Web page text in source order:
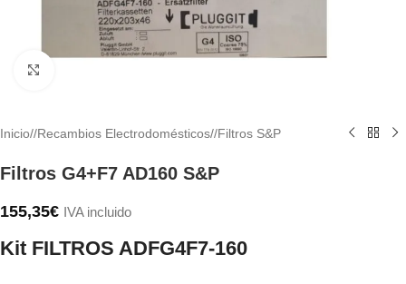
Inicio/ Recambios Electrodomésticos/ Filtros S&P
Filtros G4+F7 AD160 S&P
155,35€ IVA incluido
Kit FILTROS ADFG4F7-160